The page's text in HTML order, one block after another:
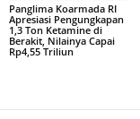
Panglima Koarmada RI
Apresiasi Pengungkapan
1,3 Ton Ketamine di
Berakit, Nilainya Capai
Rp4,55 Triliun